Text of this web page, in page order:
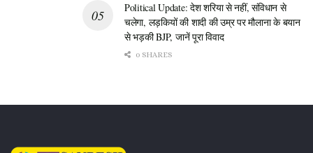
Political Update: देश शरिया से नहीं, संविधान से
चलेगा, लड़कियों की शादी की उम्र पर मौलाना के बयान
से भड़की BJP, जानें पूरा विवाद
0 SHARES